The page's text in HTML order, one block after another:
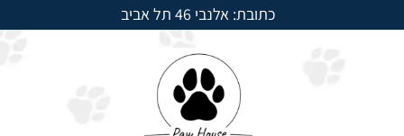
כתובת: אלנבי 46 תל אביב
למשלוחים חייגו: 054-5950525